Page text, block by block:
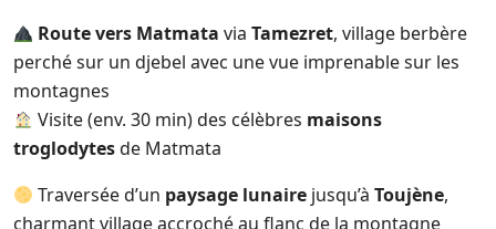
Route vers Matmata viaTamezret, village berbère
perché sur un djebel avec une vue imprenable sur les
montagnes
Visite (env. 30 min) des célèbres maisons
troglodytesde Matmata
Traversée d’un paysage lunaire jusqu’àToujène,
charmant village accroché au flanc de la montagne